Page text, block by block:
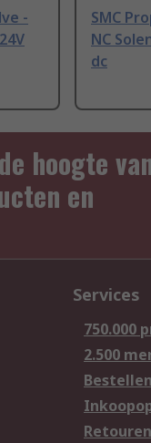
-
SMC
NC
dc
hoogte
en
Services
750.000
2.500
Bestellen
Retouren